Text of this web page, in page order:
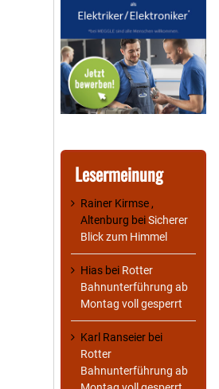
Lesermeinung
Rainer Kirmse ,
Altenburg beiSicherer
Blick zum Himmel
Hias bei Rotter
Bahnunterführung ab
Montag voll gesperrt
Karl Ranseier bei
Rotter
Bahnunterführung ab